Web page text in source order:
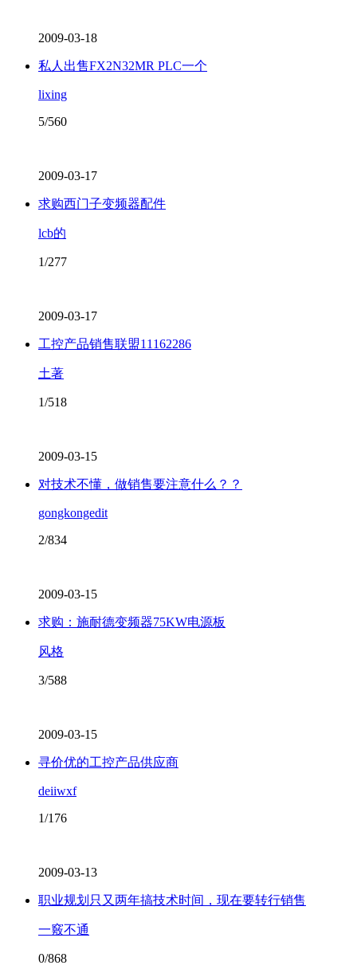
2009-03-18
私人出售FX2N32MR PLC一个
lixing
5/560
2009-03-17
求购西门子变频器配件
lcb的
1/277
2009-03-17
工控产品销售联盟11162286
土著
1/518
2009-03-15
对技术不懂，做销售要注意什么？？
gongkongedit
2/834
2009-03-15
求购：施耐德变频器75KW电源板
风格
3/588
2009-03-15
寻价优的工控产品供应商
deiiwxf
1/176
2009-03-13
职业规划只又两年搞技术时间，现在要转行销售
一竅不通
0/868